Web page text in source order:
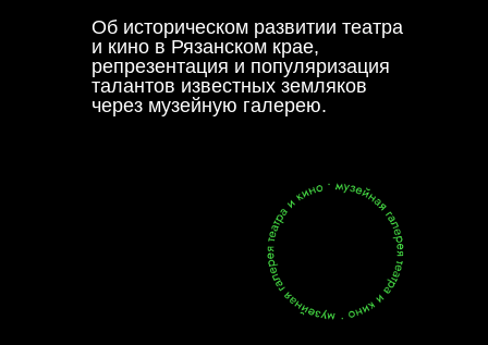
Об историческом развитии театра
и кино в Рязанском крае,
репрезентация и популяризация
талантов известных земляков
через музейную галерею.